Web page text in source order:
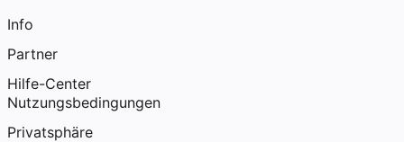
Info
Partner
Hilfe-Center
Nutzungsbedingungen
Privatsphäre